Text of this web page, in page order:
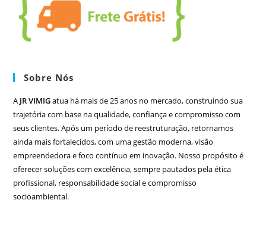
Sobre Nós
A JR VIMIGatua há mais de 25 anos no mercado, construindo sua
trajetória com base na qualidade, confiança e compromisso com
seus clientes. Após um período de reestruturação, retornamos
ainda mais fortalecidos, com uma gestão moderna, visão
empreendedora e foco contínuo em inovação. Nosso propósito é
oferecer soluções com excelência, sempre pautados pela ética
profissional, responsabilidade social e compromisso
socioambiental.